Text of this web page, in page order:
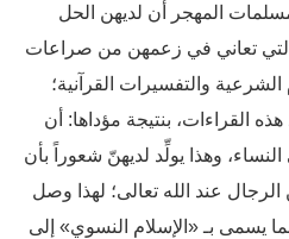
المهجر أن لديهن الحل
التي تعاني في زعمهن من صراعات
الشرعية والتفسيرات القرآنية؛
القراءات، بنتيجة مؤداها: أن
وهذا يولِّد لديهنّ شعوراً بأن
الرجال عند الله تعالى؛ لهذا وصل
يسمى بـ «الإسلام النسوي» إلى